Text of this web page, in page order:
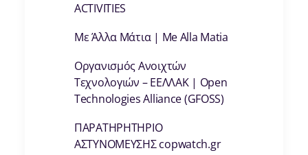
ACTIVITIES
Με Άλλα Μάτια | Me Alla Matia
Οργανισμός Ανοιχτών
Τεχνολογιών – ΕΕΛΛΑΚ | Open
Technologies Alliance (GFOSS)
ΠΑΡΑΤΗΡΗΤΗΡΙΟ
ΑΣΤΥΝΟΜΕΥΣΗΣ copwatch.gr